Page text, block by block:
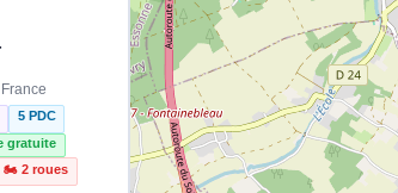
5 PDC
gratuite
🏍️ 2 roues